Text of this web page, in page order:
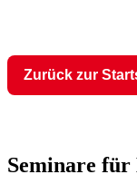
Zurück zur
Seminare